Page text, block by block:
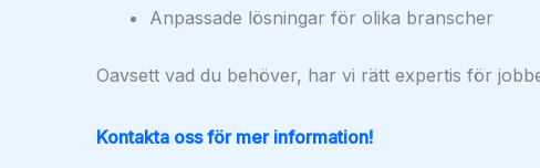
Anpassade lösningar för olika branscher
Oavsett vad du behöver, har vi rätt expertis för
Kontakta oss för mer information!